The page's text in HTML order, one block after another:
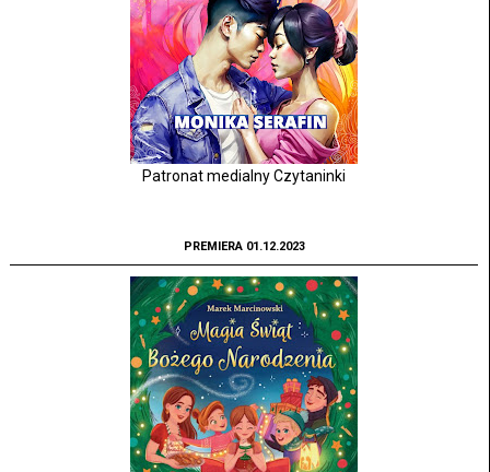
Patronat medialny Czytaninki
PREMIERA 01.12.2023